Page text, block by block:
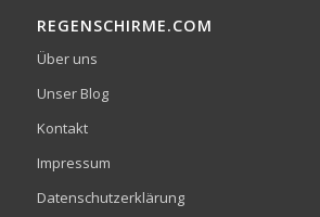
REGENSCHIRME.COM
Über uns
Unser Blog
Kontakt
Impressum
Datenschutzerklärung